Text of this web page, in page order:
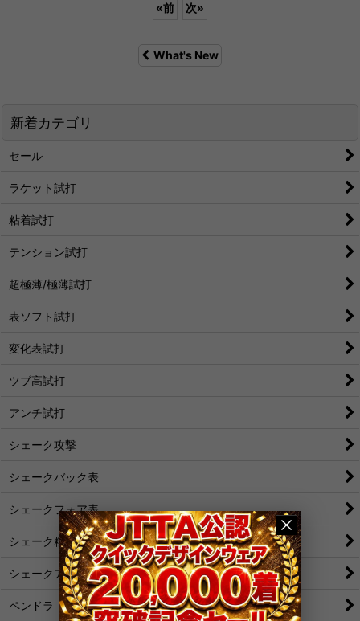
«前 次»
What's New
新着カテゴリ
セール
ラケット試打
粘着試打
テンション試打
超極薄/極薄試打
表ソフト試打
変化表試打
ツブ高試打
アンチ試打
シェーク攻撃
シェークバック表
シェークフォア表
シェーク粒
シェークアンチ
ペンドラ